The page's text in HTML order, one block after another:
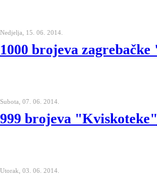
Nedjelja, 15. 06. 2014.
1000 brojeva
Subota, 07. 06. 2014.
999 brojeva "Kviskoteke"
Utorak, 03. 06. 2014.